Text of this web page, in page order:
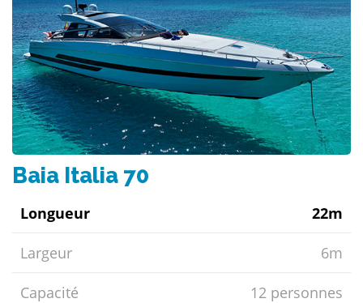
Baia Italia 70
Longueur 22m
Largeur 6m
Capacité 12 personnes